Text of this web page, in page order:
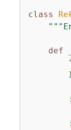
class
def